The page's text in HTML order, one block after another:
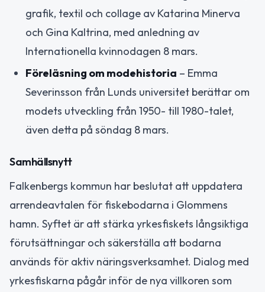
grafik, textil och collage av Katarina Minerva
och Gina Kaltrina, med anledning av
Internationella kvinnodagen 8 mars.
Föreläsning om modehistoria – Emma
Severinsson från Lunds universitet berättar om
modets utveckling från 1950- till 1980-talet,
även detta på söndag 8 mars.
Samhällsnytt
Falkenbergs kommun har beslutat att uppdatera
arrendeavtalen för fiskebodarna i Glommens
hamn. Syftet är att stärka yrkesfiskets långsiktiga
förutsättningar och säkerställa att bodarna
används för aktiv näringsverksamhet. Dialog med
yrkesfiskarna pågår inför de nya villkoren som